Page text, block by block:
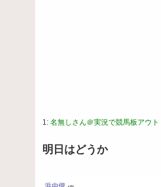
1: 名無しさん＠実況で競馬板アウト
明日はどうか